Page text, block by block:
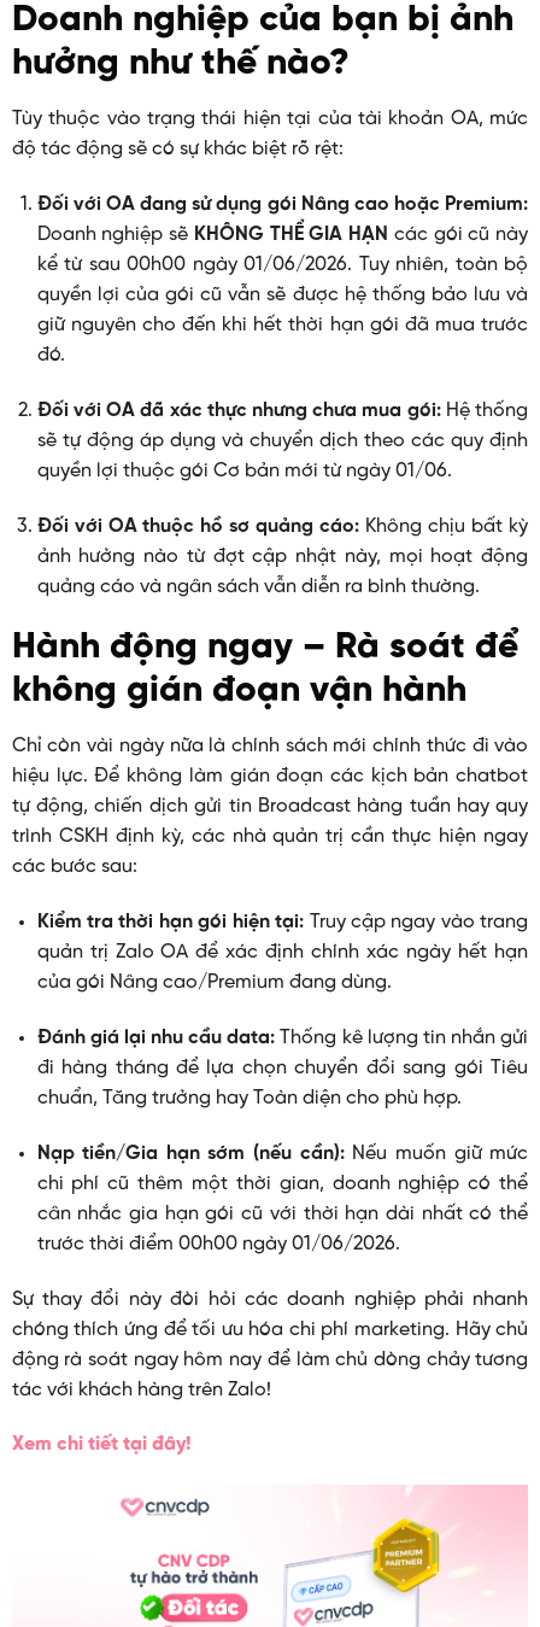
Doanh nghiệp của bạn bị ảnh
hưởng như thế nào?
Tùy thuộc vào trạng thái hiện tại của tài khoản OA, mức
độ tác động sẽ có sự khác biệt rõ rệt:
Đối với OA đang sử dụng gói Nâng cao hoặc Premium:
Doanh nghiệp sẽ KHÔNG THỂ GIA HẠN các gói cũ này
kể từ sau 00h00 ngày 01/06/2026. Tuy nhiên, toàn bộ
quyền lợi của gói cũ vẫn sẽ được hệ thống bảo lưu và
giữ nguyên cho đến khi hết thời hạn gói đã mua trước
đó.
Đối với OA đã xác thực nhưng chưa mua gói:Hệ thống
sẽ tự động áp dụng và chuyển dịch theo các quy định
quyền lợi thuộc gói Cơ bản mới từ ngày 01/06.
Đối với OA thuộc hồ sơ quảng cáo: Không chịu bất kỳ
ảnh hưởng nào từ đợt cập nhật này, mọi hoạt động
quảng cáo và ngân sách vẫn diễn ra bình thường.
Hành động ngay – Rà soát để
không gián đoạn vận hành
Chỉ còn vài ngày nữa là chính sách mới chính thức đi vào
hiệu lực. Để không làm gián đoạn các kịch bản chatbot
tự động, chiến dịch gửi tin Broadcast hàng tuần hay quy
trình CSKH định kỳ, các nhà quản trị cần thực hiện ngay
các bước sau:
Kiểm tra thời hạn gói hiện tại: Truy cập ngay vào trang
quản trị Zalo OA để xác định chính xác ngày hết hạn
của gói Nâng cao/Premium đang dùng.
Đánh giá lại nhu cầu data: Thống kê lượng tin nhắn gửi
đi hàng tháng để lựa chọn chuyển đổi sang gói Tiêu
chuẩn, Tăng trưởng hay Toàn diện cho phù hợp.
Nạp tiền/Gia hạn sớm (nếu cần):Nếu muốn giữ mức
chi phí cũ thêm một thời gian, doanh nghiệp có thể
cân nhắc gia hạn gói cũ với thời hạn dài nhất có thể
trước thời điểm 00h00 ngày 01/06/2026.
Sự thay đổi này đòi hỏi các doanh nghiệp phải nhanh
chóng thích ứng để tối ưu hóa chi phí marketing. Hãy chủ
động rà soát ngay hôm nay để làm chủ dòng chảy tương
tác với khách hàng trên Zalo!
Xem chi tiết tại đây!